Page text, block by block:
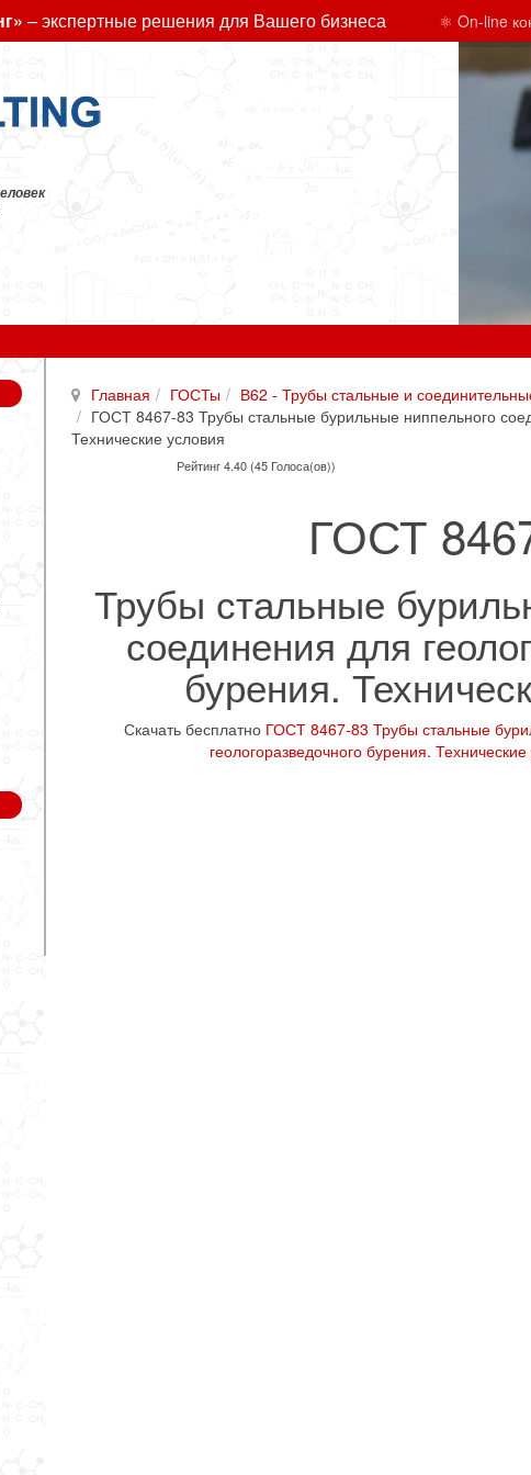
– экспертные решения для Вашего бизнеса ⚛ On-line
Главная ГОСТы
В62 - Трубы стальные и
ГОСТ 8467-83 Трубы стальные бурильные ниппельного
Технические условия
Рейтинг 4.40 (45 Голоса(ов))
ГОСТ
Трубы стальные
соединения для
бурения.
Скачать бесплатно ГОСТ 8467-83 Трубы стальные
геологоразведочного бурения.